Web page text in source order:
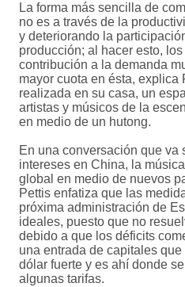
La forma más sencilla de
no es a través de la
y deteriorando la
producción; al hacer esto,
contribución a la demanda
mayor cuota en ésta, explica
realizada en su casa, un
artistas y músicos de la
en medio de un hutong.
En una conversación que va
intereses en China, la
global en medio de nuevos
Pettis enfatiza que las
próxima administración de
ideales, puesto que no
debido a que los déficits
una entrada de capitales
dólar fuerte y es ahí donde
algunas tarifas.